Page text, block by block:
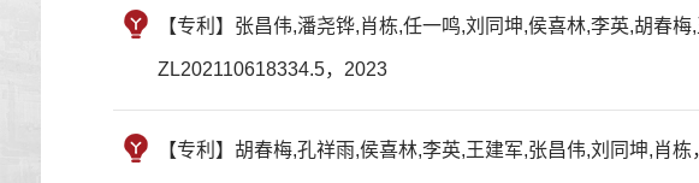
【专利】张昌伟,潘尧铧,肖栋,任一鸣,刘同坤,侯喜林,李英,胡春
ZL202110618334.5，2023
【专利】胡春梅,孔祥雨,侯喜林,李英,王建军,张昌伟,刘同坤,肖